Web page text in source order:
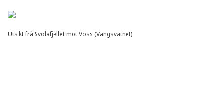
Utsikt frå Svolafjellet mot Voss (Vangsvatnet)